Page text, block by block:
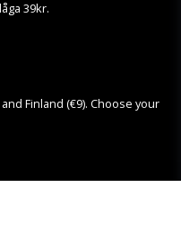
39kr.
Finland (€9). Choose your
frakt, retur och byten